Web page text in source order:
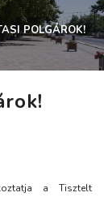
POLGÁROK!
a Tisztelt